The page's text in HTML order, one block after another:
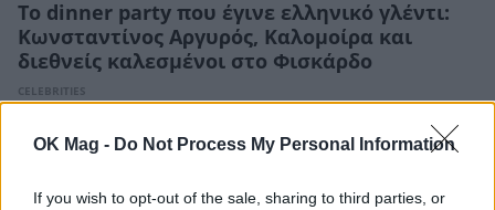
OK Mag - Do Not Process My Personal Information
If you wish to opt-out of the sale, sharing to third parties, or
Το dinner party που έγινε ελληνικό γλέντι:
Κωνσταντίνος Αργυρός, Καλομοίρα και
διεθνείς καλεσμένοι στο Φισκάρδο
CELEBRITIES